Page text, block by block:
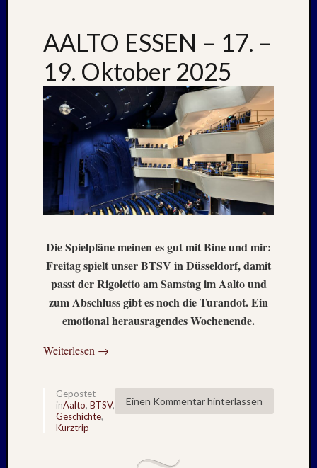
AALTO ESSEN – 17. –
19. Oktober 2025
Die Spielpläne meinen es gut mit Bine und mir:
Freitag spielt unser BTSV in Düsseldorf, damit
passt der Rigoletto am Samstag im Aalto und
zum Abschluss gibt es noch die Turandot. Ein
emotional herausragendes Wochenende.
Weiterlesen →
Einen Kommentar hinterlassen
Gepostet
inAalto, BTSV,
Geschichte,
Kurztrip